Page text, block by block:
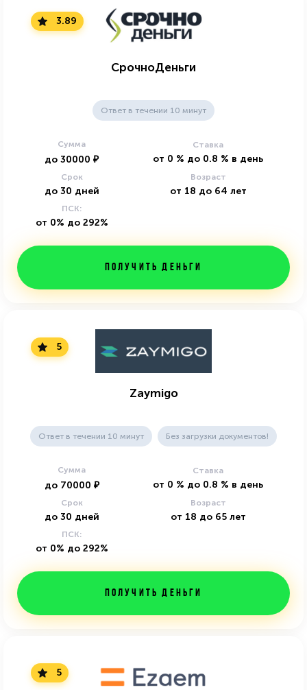
3.89
СрочноДеньги
Ответ в течении 10 минут
Сумма
до 30000 ₽
Ставка
от 0 % до 0.8 % в день
Срок
до 30 дней
Возраст
от 18 до 64 лет
ПСК:
от 0% до 292%
Получить деньги
5
Zaymigo
Ответ в течении 10 минут Без загрузки документов!
Сумма
до 70000 ₽
Ставка
от 0 % до 0.8 % в день
Срок
до 30 дней
Возраст
от 18 до 65 лет
ПСК:
от 0% до 292%
Получить деньги
5